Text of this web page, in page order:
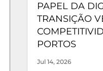
PAPEL DA
TRANSIÇÃO
PORTOS
Jul 14, 2026